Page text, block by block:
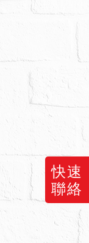
快速
聯絡